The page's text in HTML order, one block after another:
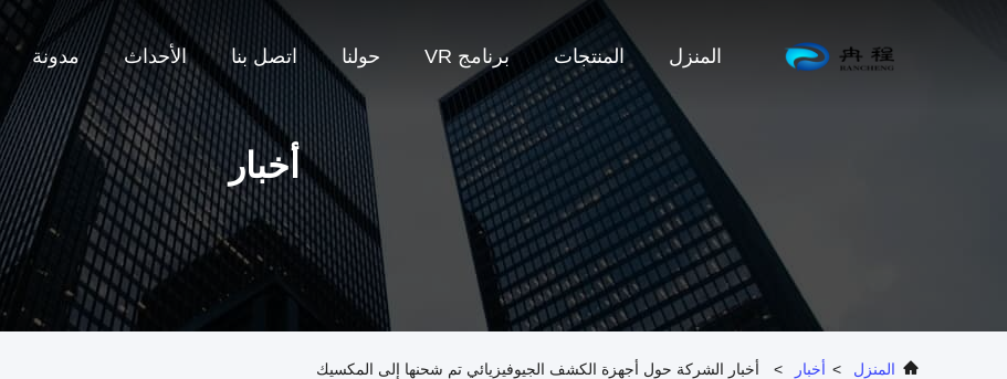
المنزل المنتجات برنامج VR حولنا اتصل بنا الأحداث مدونة
أخبار
المنزل > أخبار > أخبار الشركة حول أجهزة الكشف الجيوفيزيائي تم شحنها إلى المكسيك